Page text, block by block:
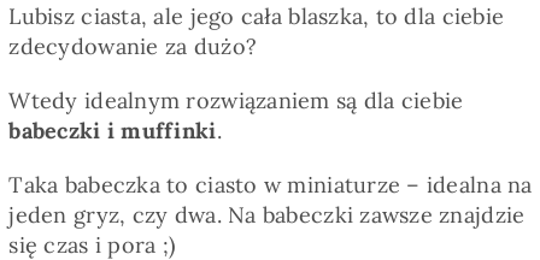
Lubisz ciasta, ale jego cała blaszka, to dla ciebie
zdecydowanie za dużo?
Wtedy idealnym rozwiązaniem są dla ciebie
babeczki i muffinki.
Taka babeczka to ciasto w miniaturze – idealna na
jeden gryz, czy dwa. Na babeczki zawsze znajdzie
się czas i pora ;)